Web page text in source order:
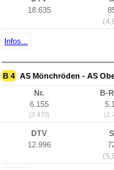
18.635
Infos...
B 4 AS Mönchröden - AS
Nr.
6.155
(3.470)
B-
DTV
12.996